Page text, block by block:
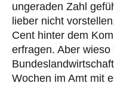
ungeraden Zahl
lieber nicht
Cent hinter dem
erfragen. Aber wieso
Wochen im Amt mit